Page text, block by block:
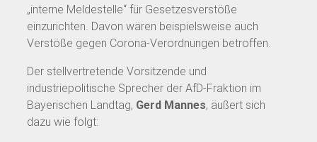
„interne Meldestelle“ für Gesetzesverstöße
einzurichten. Davon wären beispielsweise auch
Verstöße gegen Corona-Verordnungen betroffen.
Der stellvertretende Vorsitzende und
industriepolitische Sprecher der AfD-Fraktion im
Bayerischen Landtag, Gerd Mannes, äußert sich
dazu wie folgt: